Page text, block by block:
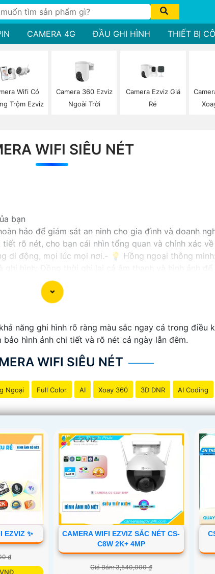
CAMERA 4G ĐẦU GHI HÌNH THIẾT BỊ
Wifi Có
Trộm Ezviz
Camera 360 Ezviz
Ngoài Trời
Camera Ezviz Giá
Rẻ
WIFI SIÊU NÉT
bạn
hảo để giám sát an ninh cho gia đình và doanh
rõ nét, cho bạn cái nhìn tổng quan và chính xác
di động, mọi lúc mọi nơi.- 💡 Hồng ngoại thông
bạn sẽ được bảo vệ an toàn trước mọi tình huống.
wifi siêu nét, mang đến sự an tâm và an ninh cho bạn!
năng ghi hình rõ ràng màu sắc ngay cả trong điều
hình ảnh chi tiết và rõ nét cả ngày lẫn đêm.
WIFI SIÊU NÉT
Ngoại Full Color AI Xoay 360 3D DNR AI Coding
EZVIZ ✨
₫
CAMERA WIFI EZVIZ SẮC NÉT CS-
C8W 2K+ 4MP
Giá Bán: 3,540,000 ₫